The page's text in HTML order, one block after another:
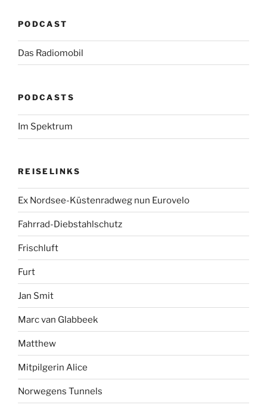
PODCAST
Das Radiomobil
PODCASTS
Im Spektrum
REISELINKS
Ex Nordsee-Küstenradweg nun Eurovelo
Fahrrad-Diebstahlschutz
Frischluft
Furt
Jan Smit
Marc van Glabbeek
Matthew
Mitpilgerin Alice
Norwegens Tunnels